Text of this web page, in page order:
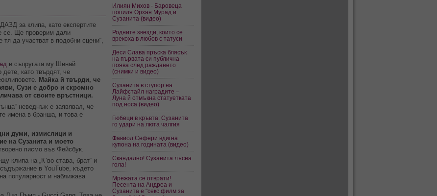
за клипа, като експертите
се. Ще проверим дали
да участват в подобни сцени“,
и съпругата му Шенай
дете, като твърдят, че
Майка й твърди, че
Сузи е добро и скромно
от своите връстници.
неведнъж е заявявал, че
имена в бранша, и това е
думи, измислици и
на Сузанита и моето
писмо във Фейсбук.
клипа на „К`во става, брат“ и
в YouTube, където
популярност и наближава
Илиян Михов - Баровеца
попиля Орхан Мурад и
Сузанита (видео)
Родните звезди, които се
врекоха в любов с татуси
Деси Слава пръска блясък
на първата си публична
поява след раждането
(снимки и видео)
Сузанита в ступор на
Лайфстайл наградите –
Луна й отмъкна статуетката
под носа (видео)
Гюбеци в кръвта: Сузанита
го удари на люта чалгия
Фавиол Сефери вдигна
купона на годината (видео)
Скандално! Сузанита лъсна
гола!
Мрежата се отврати!
Песента на Андреа и
Сузанита е "секс филм за